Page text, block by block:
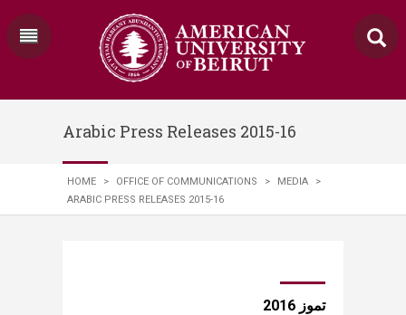
Arabic Press Releases 2015-16
HOME > OFFICE OF COMMUNICATIONS > MEDIA
>
ARABIC PRESS RELEASES 2015-16
​​​​​ ​​تموز 2016